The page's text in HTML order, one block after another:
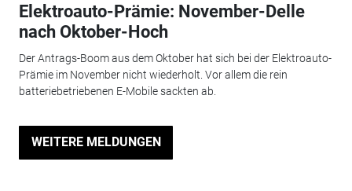
Elektroauto-Prämie: November-Delle
nach Oktober-Hoch
Der Antrags-Boom aus dem Oktober hat sich bei der Elektroauto-
Prämie im November nicht wiederholt. Vor allem die rein
batteriebetriebenen E-Mobile sackten ab.
WEITERE MELDUNGEN